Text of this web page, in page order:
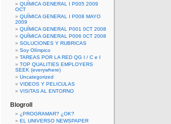
QUÍMICA GENERAL I P005 2009
OCT
QUÍMICA GENERAL I P008 MAYO
2009
QUÍMICA GENERAL P001 0CT 2008
QUÍMICA GENERAL P006 0CT 2008
SOLUCIONES Y RUBRICAS
Soy Olímpico
TAREAS POR LA RED QG I / C e I
TOP QUALITIES EMPLOYERS
SEEK (everywhere)
Uncategorized
VIDEOS Y PELICULAS
VISITAS AL ENTORNO
Blogroll
¿PROGRAMAR? ¿OK?
EL UNIVERSO NEWSPAPER